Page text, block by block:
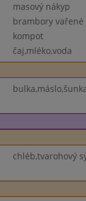
masový nákyp
brambory vařené
kompot
čaj,mléko,voda
chléb,tvarohový